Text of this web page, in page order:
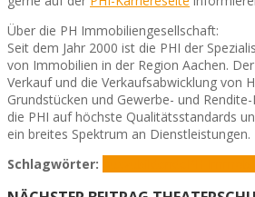
Über die PH Immobiliengesellschaft:
Seit dem Jahr 2000 ist die PHI der
von Immobilien in der Region Aachen.
Verkauf und die Verkaufsabwicklung von
Grundstücken und Gewerbe- und
die PHI auf höchste Qualitätsstandards
ein breites Spektrum an Dienstleistungen.
Schlagwörter: